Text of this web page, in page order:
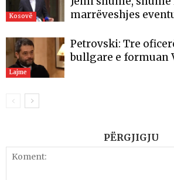
Kosovë
marrëveshjes
Lajme
Petrovski: Tre
bullgare e formuan
PËRGJIGJU